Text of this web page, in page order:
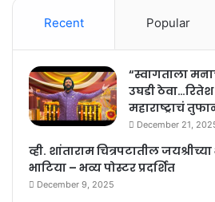
Recent Popular
“स्वागताला
उघडी
महाराष्ट्राचं
December 21,
व्ही. शांताराम चित्रपटातील
भाटिया – भव्य पोस्टर प्रदर्शित
December 9, 2025